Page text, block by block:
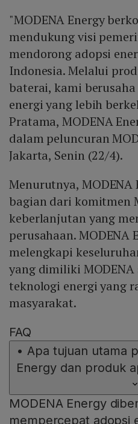
"MODENA Energy
mendukung visi
mendorong adopsi
Indonesia. Melalui
baterai, kami
energi yang lebih
Pratama, MODENA
dalam peluncuran
Jakarta, Senin (22/4).
Menurutnya, MODENA
bagian dari komitmen
keberlanjutan yang
perusahaan. MODENA
melengkapi
yang dimiliki
teknologi energi yang
masyarakat.
FAQ
• Apa tujuan utama
Energy dan produk
MODENA Energy
mempercepat adopsi